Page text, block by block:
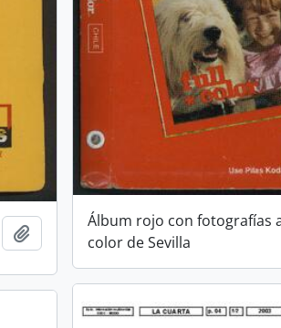
Añadir al portapapeles
Álbum rojo con fotografías
color de Sevilla